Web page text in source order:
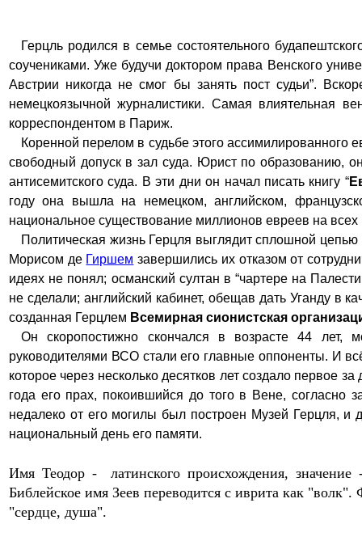
Герцль родился в семье состоятельного
соучениками. Уже будучи доктором права Венского
Австрии никогда не смог бы занять пост судьи”.
немецкоязычной журналистики. Самая влиятельная
корреспондентом в Париж.
Коренной перелом в судьбе этого
свободный допуск в зал суда. Юрист по образованию,
антисемитского суда. В эти дни он начал писать книгу “
году она вышла на немецком, английском,
национальное существование миллионов евреев на всех
Политическая жизнь Герцля выглядит сплошной
Морисом де Гиршем завершились их отказом от
идеях не понял; османский султан в “чартере на
не сделали; английский кабинет, обещав дать Уганду в
созданная Герцлем Всемирная сионистская
Он скоропостижно скончался в возрасте 44 лет,
руководителями ВСО стали его главные оппоненты. И
которое через несколько десятков лет создало первое
года его прах, покоившийся до того в Вене,
недалеко от его могилы был построен Музей Герцля, и
национальный день его памяти.
Имя Теодор - латинского происхождения,
Библейское имя Зеев переводится с иврита как
"сердце, душа".